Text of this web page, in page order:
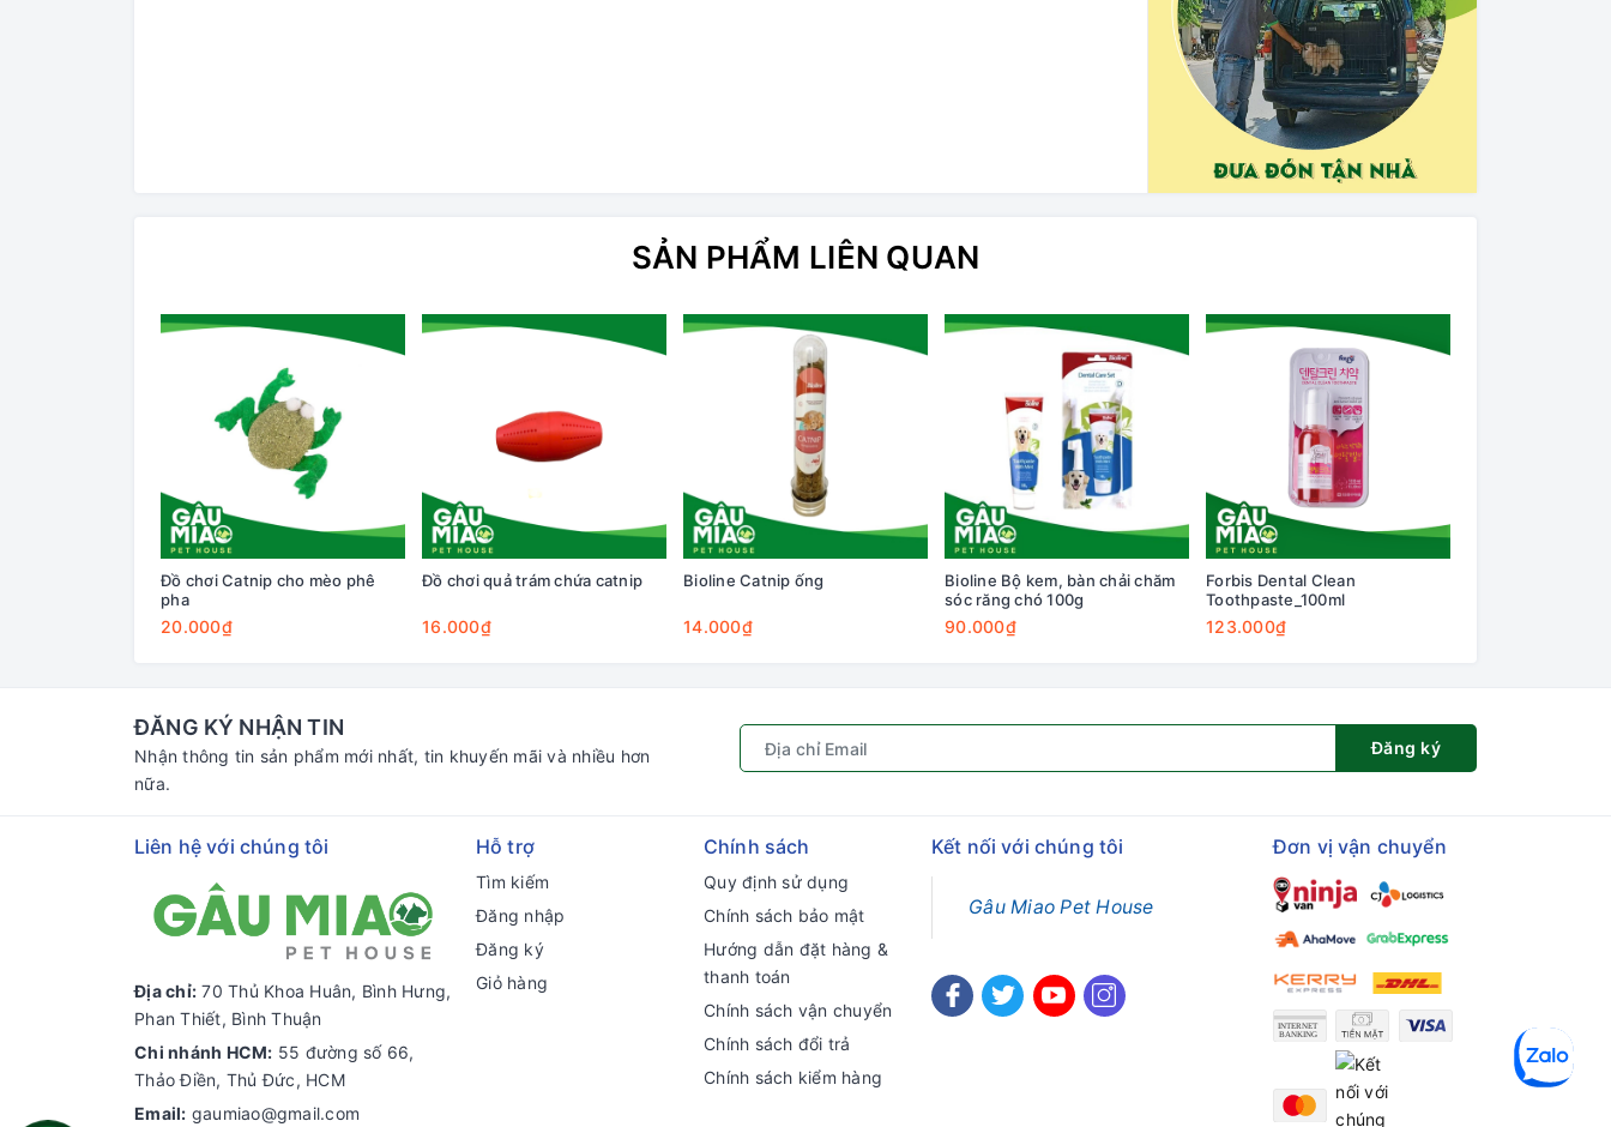
SẢN PHẨM LIÊN QUAN
Đồ chơi Catnip cho mèo phê
pha
20.000₫
Đồ chơi quả trám chứa catnip
16.000₫
Bioline Catnip ống
14.000₫
Bioline Bộ kem, bàn chải chăm
sóc răng chó 100g
90.000₫
Forbis Dental Clean
Toothpaste_100ml
123.000₫
ĐĂNG KÝ NHẬN TIN
Nhận thông tin sản phẩm mới nhất, tin khuyến mãi và nhiều hơn
nữa.
Đăng ký
Liên hệ với chúng tôi
Địa chỉ: 70 Thủ Khoa Huân, Bình Hưng,
Phan Thiết, Bình Thuận
Chi nhánh HCM: 55 đường số 66,
Thảo Điền, Thủ Đức, HCM
Email: gaumiao@gmail.com
Hỗ trợ
Tìm kiếm
Đăng nhập
Đăng ký
Giỏ hàng
Chính sách
Quy định sử dụng
Chính sách bảo mật
Hướng dẫn đặt hàng &
thanh toán
Chính sách vận chuyển
Chính sách đổi trả
Chính sách kiểm hàng
Kết nối với chúng tôi
Gâu Miao Pet House
Đơn vị vận chuyển